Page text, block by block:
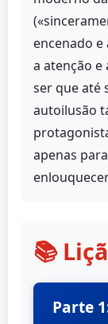
encenado
a atenção e
ser que até
autoilusão
apenas
📚
Parte